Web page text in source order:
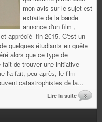
mon avis sur le sujet est
extraite de la bande
annonce d'un film ,
apprécié fin 2015. C'est un
quelques étudiants en quête
alors que ce type de
de trouver une initiative
l'a fait, peu après, le film
catastrophistes de la...
Lire la suite 8